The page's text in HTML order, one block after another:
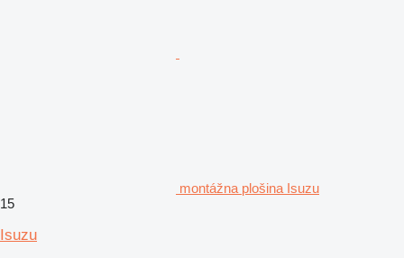
montážna plošina Isuzu
15
Isuzu